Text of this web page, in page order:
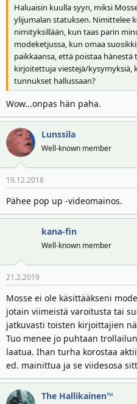
Haluaisin kuulla syyn, miksi
ylijumalan statuksen. Nimittelee
nimityksillään, kun taas parin
modeketjussa, kun omaa
paikkaansa, että poistaa
kirjoitettuja viestejä/kysymyksiä,
tunnukset hallussaan?
Wow...onpas hän paha.
Lunssila
Well-known member
19.12.2018
Pähee pop up -videomainos.
kana-fin
Well-known member
21.2.2019
Mosse ei ole käsittääkseni
jotain viimeistä varoitusta tai
jatkuvasti toisten kirjoittajien
Tuo menee jo puhtaan
laatua. Ihan turha korostaa
ed. mainittua ja se viidesosa
The Hallikainen™